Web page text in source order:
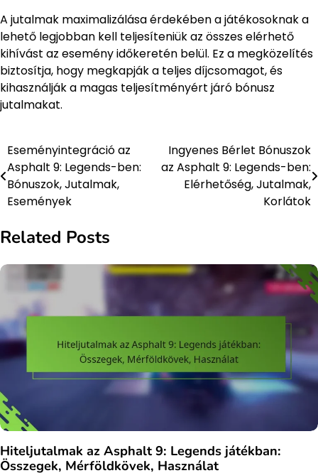
A jutalmak maximalizálása érdekében a játékosoknak a
lehető legjobban kell teljesíteniük az összes elérhető
kihívást az esemény időkeretén belül. Ez a megközelítés
biztosítja, hogy megkapják a teljes díjcsomagot, és
kihasználják a magas teljesítményért járó bónusz
jutalmakat.
Post
navigation
Eseményintegráció az
Asphalt 9: Legends-ben:
Bónuszok, Jutalmak,
Események
Ingyenes Bérlet Bónuszok
az Asphalt 9: Legends-ben:
Elérhetőség, Jutalmak,
Korlátok
Related Posts
Hiteljutalmak az Asphalt 9: Legends játékban:
Összegek, Mérföldkövek, Használat